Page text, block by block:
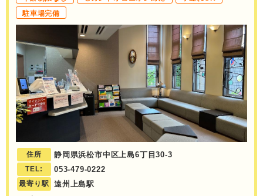
駐車場完備
住所 静岡県浜松市中区上島6丁目30-3
TEL: 053-479-0222
最寄り駅 遠州上島駅